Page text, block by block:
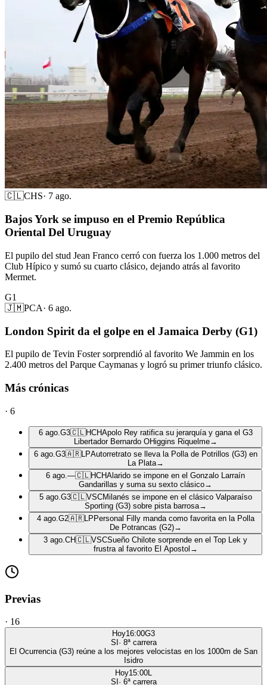
🇨🇱CHS· 7 ago.
Bajos York se impuso en el Premio República
Oriental Del Uruguay
El pupilo del stud Jean Franco cerró con fuerza los 1.000 metros del
Club Hípico y sumó su cuarto clásico, dejando atrás al favorito
Mermet.
G1
🇯🇲PCA· 6 ago.
London Spirit da el golpe en el Jamaica Derby (G1)
El pupilo de Tevin Foster sorprendió al favorito We Jammin en los
2.400 metros del Parque Caymanas y logró su primer triunfo clásico.
Más crónicas
· 6
6 ago. G3🇨🇱HCHApolo Rey ratifica su jerarquía y gana el G3
Libertador Bernardo OHiggins Riquelme→
6 ago. G3🇦🇷LPAutorretrato se lleva la Polla de Potrillos (G3) en
La Plata→
6 ago. —🇨🇱HCHAlarido se impone en el Gonzalo Larraín
Gandarillas y suma su sexto clásico→
5 ago. G3🇨🇱VSCMilanés se impone en el clásico Valparaíso
Sporting (G3) sobre pista barrosa→
4 ago. G2🇦🇷LP Personal Filly manda como favorita en la Polla
De Potrancas (G2)→
3 ago. CH🇨🇱VSCSueño Chilote sorprende en el Top Lek y
frustra al favorito El Apostol →
Previas
· 16
Hoy16:00G3
SI · 8ª carrera
El Ocurrencia (G3) reúne a los mejores velocistas en los 1000m de San
Isidro
Hoy15:00L
SI · 6ª carrera